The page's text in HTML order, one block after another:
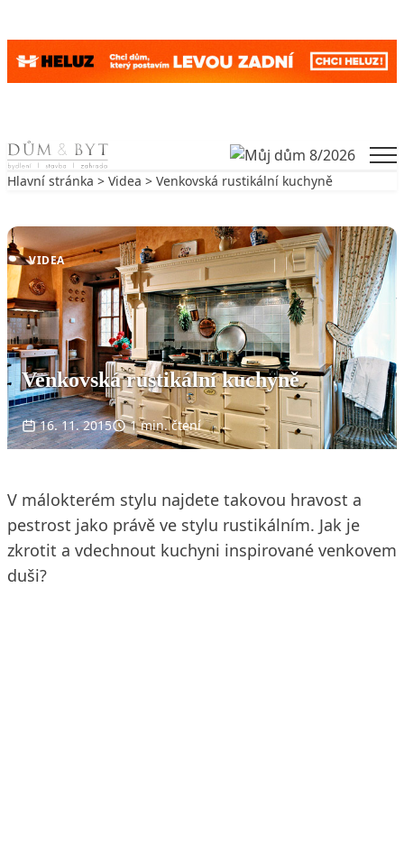
Skip to content
Hlavní stránka > Videa > Venkovská rustikální kuchyně
VIDEA
Venkovská rustikální kuchyně
16. 11. 2015 1 min. čtení
V málokterém stylu najdete takovou hravost a
pestrost jako právě ve stylu rustikálním. Jak je
zkrotit a vdechnout kuchyni inspirované venkovem
duši?